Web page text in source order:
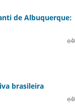
de Albuquerque:
brasileira